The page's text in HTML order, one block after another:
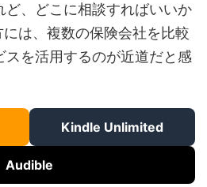
ど、どこに相談すればいいか
は、複数の保険会社を比較
スを活用するのが近道だと感
Kindle Unlimited
Audible